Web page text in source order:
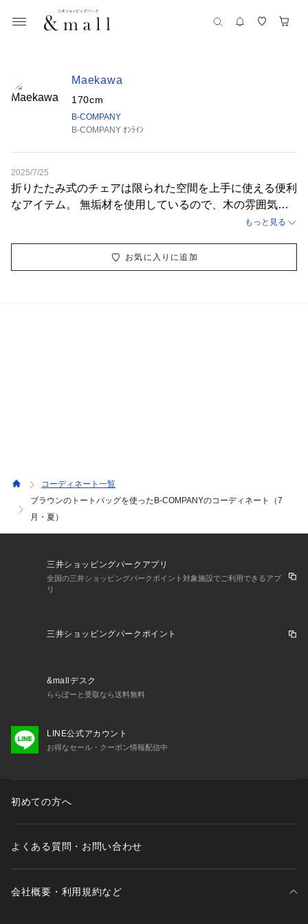
Maekawa
170cm
B-COMPANY
B-COMPANY ｵﾝﾗｲﾝ
2025/7/25
折りたたみ式のチェアは限られた空間を上手に使える便利
なアイテム。 無垢材を使用しているので、木の雰囲気を
味わうことのできます。 足の先にかけて細くなっていく
ような素敵な空間に演出してくれます。
もっと見る
お気に入りに追加
コーディネート一覧
ブラウンのトートバッグを使ったB-COMPANYのコーディネート（7
月・夏）
三井ショッピングパークアプリ
全国の三井ショッピングパークポイント対象施設でご利用できるアプ
リ
三井ショッピングパークポイント
&mallデスク
ららぽーと受取なら送料無料
LINE公式アカウント
お得なセール・クーポン情報配信中
初めての方へ
よくある質問・お問い合わせ
会社概要・利用規約など